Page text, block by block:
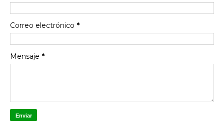
Correo electrónico *
Mensaje *